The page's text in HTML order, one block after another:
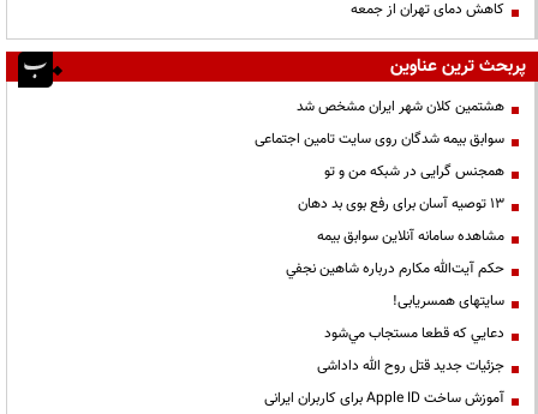
کاهش دمای تهران از جمعه
پربحث ترین عناوین
هشتمین کلان شهر ایران مشخص شد
سوابق بیمه شدگان روی سایت تامین اجتماعی
همجنس گرایی در شبکه من و تو
13 توصیه آسان برای رفع بوی بد دهان
مشاهده سامانه آنلاين سوابق بیمه
حكم آيت‌الله مكارم درباره شاهين نجفي
سایتهای همسریابی!
دعايي كه قطعا مستجاب مي‌شود
جزئیات جدید قتل روح الله داداشی
آموزش ساخت Apple ID برای کاربران ایرانی